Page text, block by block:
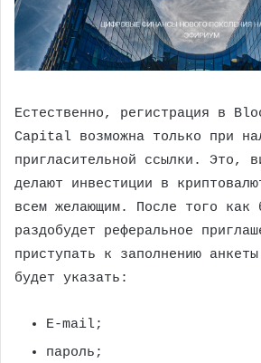
Естественно, регистрация в
Capital возможна только при
пригласительной ссылки. Это,
делают инвестиции в
всем желающим. После того как
раздобудет реферальное
приступать к заполнению
будет указать:
E-mail;
пароль;